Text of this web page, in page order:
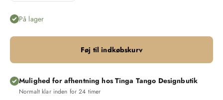
På lager
Føj til indkøbskurv
Mulighed for afhentning hos Tinga Tango Designbutik
Normalt klar inden for 24 timer